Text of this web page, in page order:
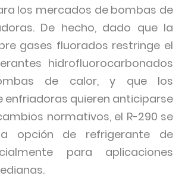
los mercados de bombas de
De hecho, dado que la
gases fluorados restringe el
hidrofluorocarbonados
de calor, y que los
enfriadoras quieren anticiparse
normativos, el R-290 se
opción de refrigerante de
para aplicaciones